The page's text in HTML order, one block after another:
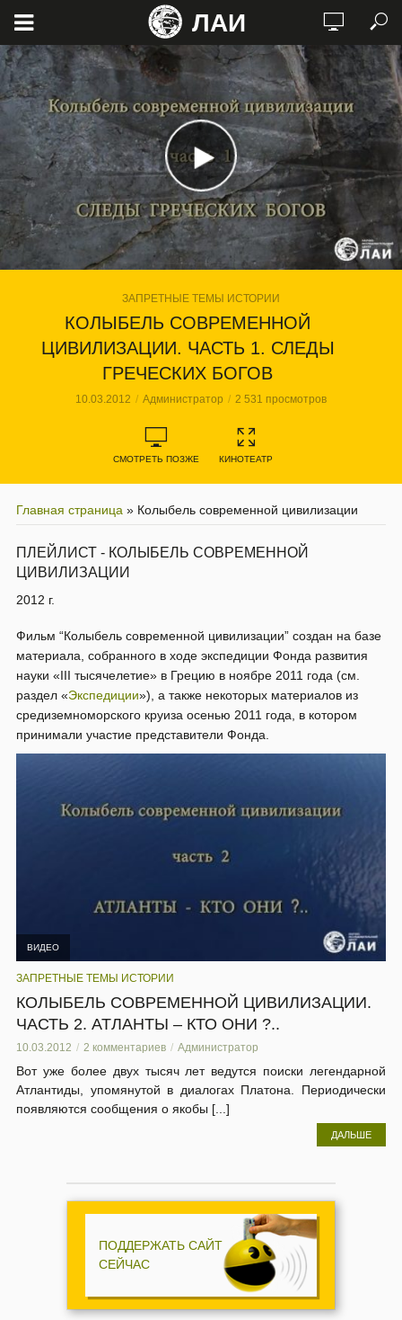
ЛАИ
ЗАПРЕТНЫЕ ТЕМЫ ИСТОРИИ
КОЛЫБЕЛЬ СОВРЕМЕННОЙ
ЦИВИЛИЗАЦИИ. ЧАСТЬ 1. СЛЕДЫ
ГРЕЧЕСКИХ БОГОВ
10.03.2012 Администратор 2 531 просмотров
СМОТРЕТЬ ПОЗЖЕ КИНОТЕАТР
Главная страница » Колыбель современной цивилизации
ПЛЕЙЛИСТ - КОЛЫБЕЛЬ СОВРЕМЕННОЙ
ЦИВИЛИЗАЦИИ
2012 г.
Фильм “Колыбель современной цивилизации” создан на базе
материала, собранного в ходе экспедиции Фонда развития
науки «III тысячелетие» в Грецию в ноябре 2011 года (см.
раздел «Экспедиции»), а также некоторых материалов из
средиземноморского круиза осенью 2011 года, в котором
принимали участие представители Фонда.
ВИДЕО
ЗАПРЕТНЫЕ ТЕМЫ ИСТОРИИ
КОЛЫБЕЛЬ СОВРЕМЕННОЙ ЦИВИЛИЗАЦИИ.
ЧАСТЬ 2. АТЛАНТЫ – КТО ОНИ ?..
10.03.2012 2 комментариев Администратор
Вот уже более двух тысяч лет ведутся поиски легендарной
Атлантиды, упомянутой в диалогах Платона. Периодически
появляются сообщения о якобы [...]
ДАЛЬШЕ
ПОДДЕРЖАТЬ САЙТ
СЕЙЧАС